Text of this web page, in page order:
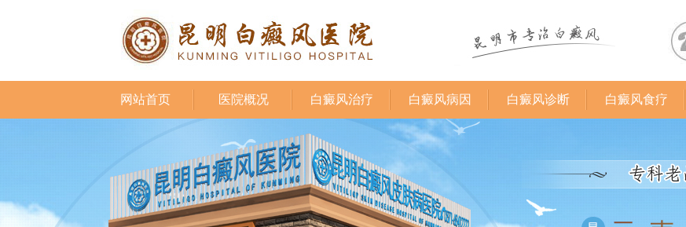
网站首页 医院概况 白癜风治疗 白癜风病因 白癜风诊断 白癜风食疗